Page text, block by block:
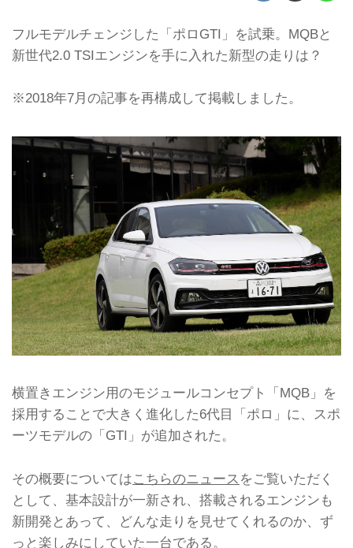
フルモデルチェンジした「ポロGTI」を試乗。MQBと
新世代2.0 TSIエンジンを手に入れた新型の走りは？
※2018年7月の記事を再構成して掲載しました。
横置きエンジン用のモジュールコンセプト「MQB」を
採用することで大きく進化した6代目「ポロ」に、スポ
ーツモデルの「GTI」が追加された。
その概要についてはこちらのニュース をご覧いただく
として、基本設計が一新され、搭載されるエンジンも
新開発とあって、どんな走りを見せてくれるのか、ず
っと楽しみにしていた一台である。